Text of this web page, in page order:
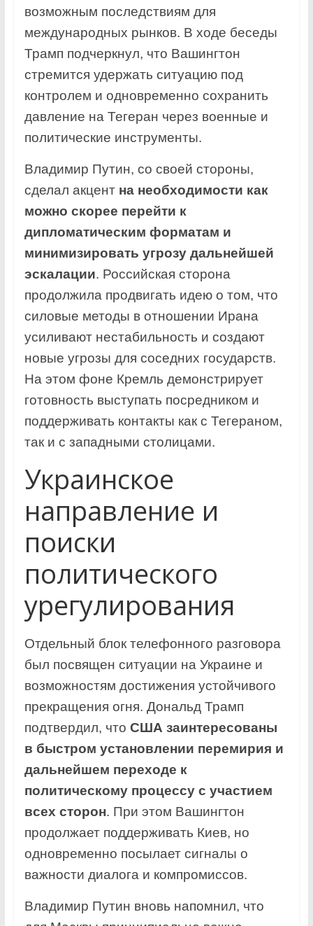
возможным последствиям для
международных рынков. В ходе беседы
Трамп подчеркнул, что Вашингтон
стремится удержать ситуацию под
контролем и одновременно сохранить
давление на Тегеран через военные и
политические инструменты.
Владимир Путин, со своей стороны,
сделал акцент на необходимости как
можно скорее перейти к
дипломатическим форматам и
минимизировать угрозу дальнейшей
эскалации. Российская сторона
продолжила продвигать идею о том, что
силовые методы в отношении Ирана
усиливают нестабильность и создают
новые угрозы для соседних государств.
На этом фоне Кремль демонстрирует
готовность выступать посредником и
поддерживать контакты как с Тегераном,
так и с западными столицами.
Украинское
направление и
поиски
политического
урегулирования
Отдельный блок телефонного разговора
был посвящен ситуации на Украине и
возможностям достижения устойчивого
прекращения огня. Дональд Трамп
подтвердил, что США заинтересованы
в быстром установлении перемирия и
дальнейшем переходе к
политическому процессу с участием
всех сторон. При этом Вашингтон
продолжает поддерживать Киев, но
одновременно посылает сигналы о
важности диалога и компромиссов.
Владимир Путин вновь напомнил, что